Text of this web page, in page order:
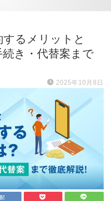
るメリットと
き・代替案まで
2025年10月8日